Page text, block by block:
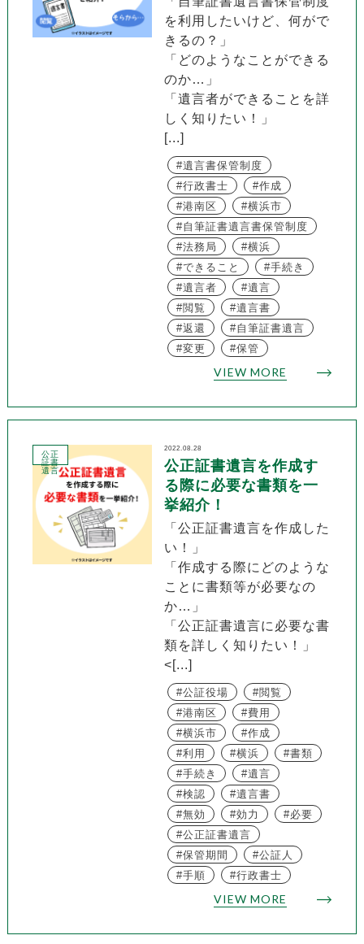
を利用したいけど、何がで
きるの？」
「どのようなことができる
のか…」
「遺言者ができることを詳
しく知りたい！」
[...]
遺言書保管制度
行政書士
作成
港南区
横浜市
自筆証書遺言書保管制度
法務局
横浜
できること
手続き
遺言者
遺言
閲覧
遺言書
返還
自筆証書遺言
変更
保管
VIEW MORE
公正
証書
遺言
2022.08.28
公正証書遺言を作成す
る際に必要な書類を一
挙紹介！
「公正証書遺言を作成した
い！」
「作成する際にどのような
ことに書類等が必要なの
か…」
「公正証書遺言に必要な書
類を詳しく知りたい！」
<[...]
公証役場
閲覧
港南区
費用
横浜市
作成
利用
横浜
書類
手続き
遺言
検認
遺言書
無効
効力
必要
公正証書遺言
保管期間
公証人
手順
行政書士
VIEW MORE